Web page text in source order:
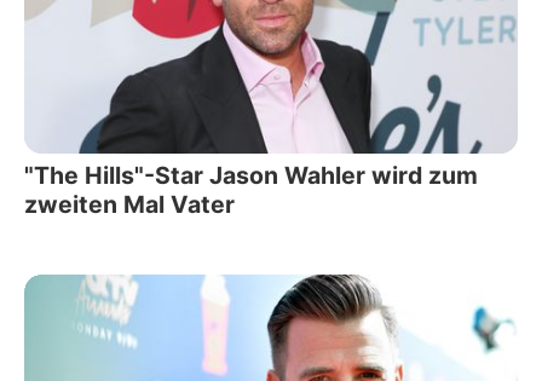
"The Hills"-Star Jason Wahler wird zum
zweiten Mal Vater